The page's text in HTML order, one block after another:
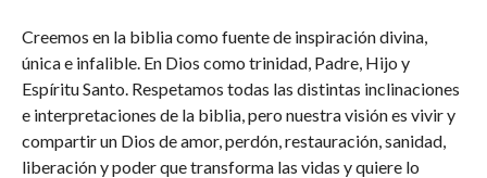
Creemos en la biblia como fuente de inspiración divina,
única e infalible. En Dios como trinidad, Padre, Hijo y
Espíritu Santo. Respetamos todas las distintas inclinaciones
e interpretaciones de la biblia, pero nuestra visión es vivir y
compartir un Dios de amor, perdón, restauración, sanidad,
liberación y poder que transforma las vidas y quiere lo